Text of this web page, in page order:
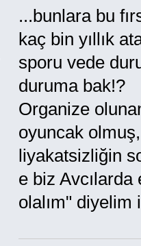
...bunlara bu
kaç bin yıllık
sporu vede
duruma bak!?
Organize
oyuncak
liyakatsizliğin
e biz
olalım" diyelim